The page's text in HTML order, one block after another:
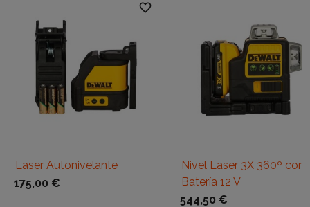
favorite_border
Laser Autonivelante
175,00 €
Nivel Laser 3X 360º con
Batería 12 V
544,50 €